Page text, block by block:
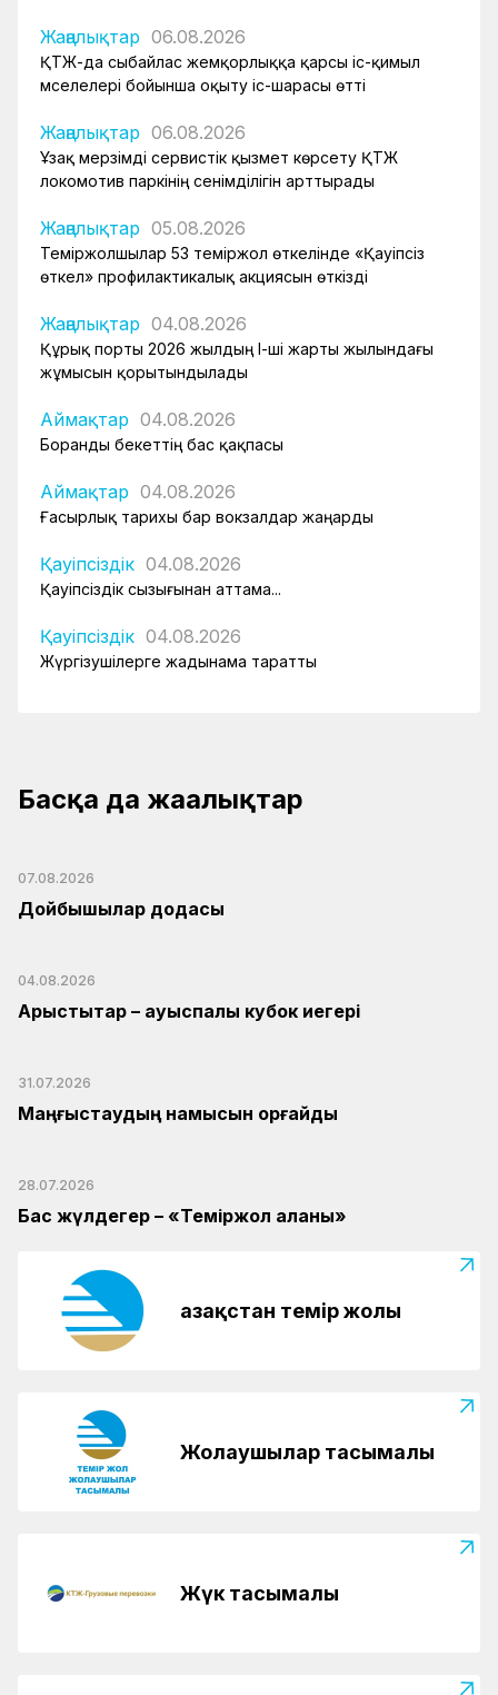
Жаңалықтар 06.08.2026
ҚТЖ-да сыбайлас жемқорлыққа қарсы іс-қимыл
мәселелері бойынша оқыту іс-шарасы өтті
Жаңалықтар 06.08.2026
Ұзақ мерзімді сервистік қызмет көрсету ҚТЖ
локомотив паркінің сенімділігін арттырады
Жаңалықтар 05.08.2026
Теміржолшылар 53 теміржол өткелінде «Қауіпсіз
өткел» профилактикалық акциясын өткізді
Жаңалықтар 04.08.2026
Құрық порты 2026 жылдың І-ші жарты жылындағы
жұмысын қорытындылады
Аймақтар 04.08.2026
Боранды бекеттің бас қақпасы
Аймақтар 04.08.2026
Ғасырлық тарихы бар вокзалдар жаңарды
Қауіпсіздік 04.08.2026
Қауіпсіздік сызығынан аттама...
Қауіпсіздік 04.08.2026
Жүргізушілерге жадынама таратты
Басқа да жаңалықтар
07.08.2026
Дойбышылар додасы
04.08.2026
Арыстықтар – ауыспалы кубок иегері
31.07.2026
Маңғыстаудың намысын қорғайды
28.07.2026
Бас жүлдегер – «Теміржол қалқаны»
Қазақстан темір жолы
Жолаушылар тасымалы
Жүк тасымалы